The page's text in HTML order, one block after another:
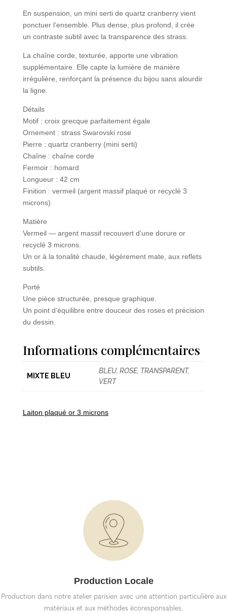
En suspension, un mini serti de quartz cranberry vient
ponctuer l’ensemble. Plus dense, plus profond, il crée
un contraste subtil avec la transparence des strass.
La chaîne corde, texturée, apporte une vibration
supplémentaire. Elle capte la lumière de manière
irrégulière, renforçant la présence du bijou sans alourdir
la ligne.
Détails
Motif : croix grecque parfaitement égale
Ornement : strass Swarovski rose
Pierre : quartz cranberry (mini serti)
Chaîne : chaîne corde
Fermoir : homard
Longueur : 42 cm
Finition : vermeil (argent massif plaqué or recyclé 3
microns)
Matière
Vermeil — argent massif recouvert d’une dorure or
recyclé 3 microns.
Un or à la tonalité chaude, légèrement mate, aux reflets
subtils.
Porté
Une pièce structurée, presque graphique.
Un point d’équilibre entre douceur des roses et précision
du dessin.
Informations complémentaires
MIXTE BLEU
BLEU, ROSE, TRANSPARENT,
VERT
Laiton plaqué or 3 microns
Production Locale
Production dans notre atelier parisien avec une attention particulière aux
matériaux et aux méthodes écoresponsables.